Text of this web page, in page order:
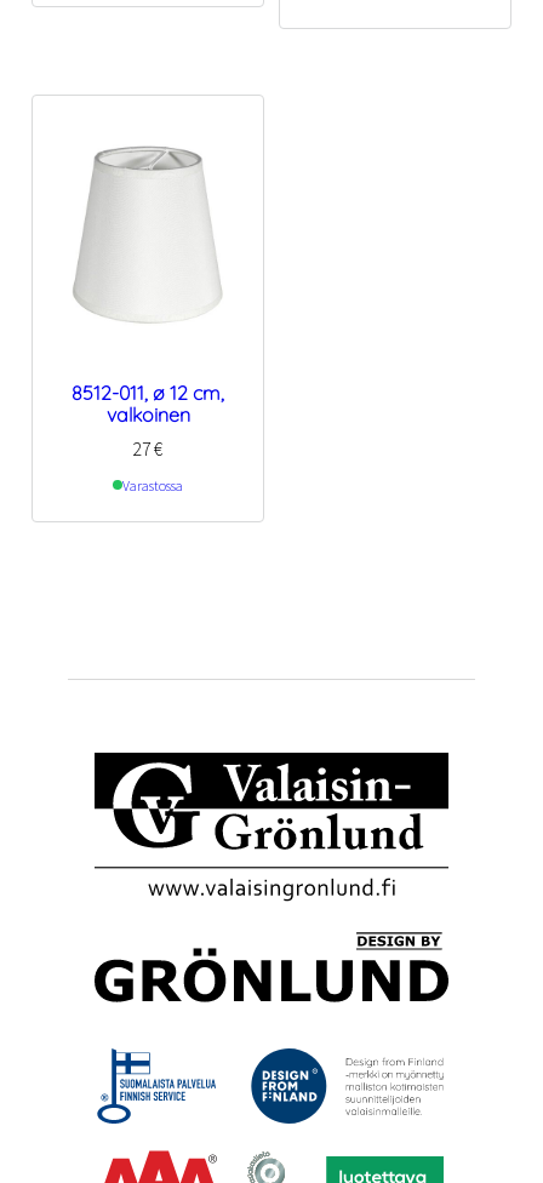
8512-011, ø 12 cm,
valkoinen
27€
Varastossa